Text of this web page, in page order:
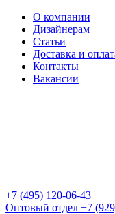
О компании
Дизайнерам
Статьи
Доставка и
Контакты
Вакансии
+7 (495) 120-06-43
Оптовый отдел +7